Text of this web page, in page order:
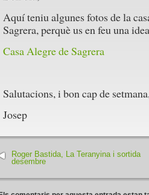
Aquí teniu algunes fotos de la
Sagrera, perquè us en feu una
Casa Alegre de Sagrera
Salutacions, i bon cap de
Josep
Roger Bastida, La Teranyina i sortida
desembre